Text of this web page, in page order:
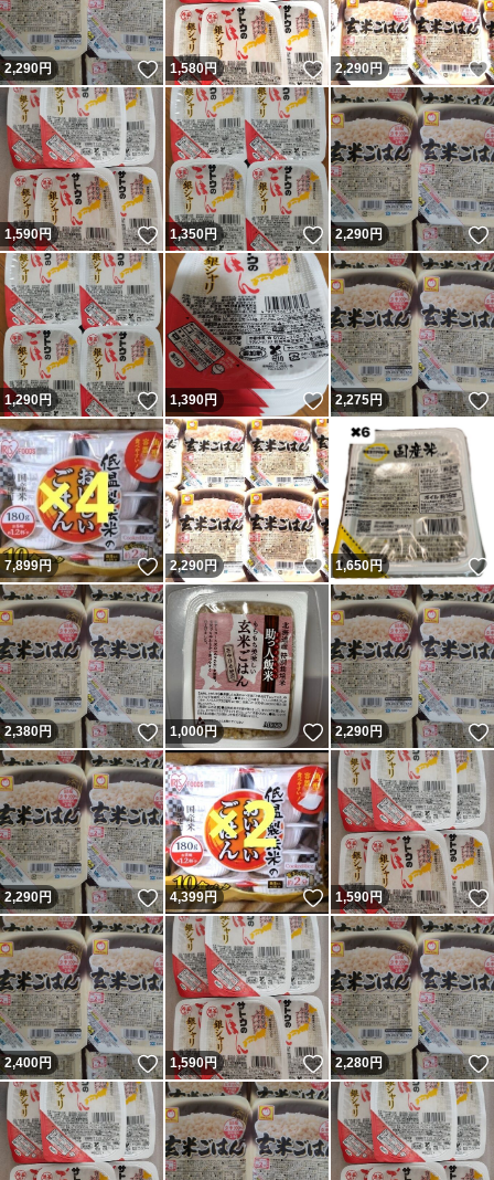
2,290円 いいね！
1,580円 いいね！
2,290円
1,590円 いいね！
1,350円 いいね！
2,290円
1,290円 いいね！
1,390円 いいね！
2,275円
7,899円 いいね！
2,290円 いいね！
1,650円
2,380円 いいね！
1,000円 いいね！
2,290円
2,290円 いいね！
4,399円 いいね！
1,590円
2,400円 いいね！
1,590円 いいね！
2,280円